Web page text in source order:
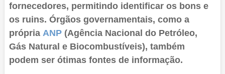
fornecedores, permitindo identificar os bons e
os ruins. Órgãos governamentais, como a
própria ANP(Agência Nacional do Petróleo,
Gás Natural e Biocombustíveis), também
podem ser ótimas fontes de informação.